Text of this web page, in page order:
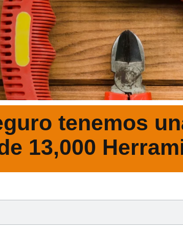
tenemos
13,000